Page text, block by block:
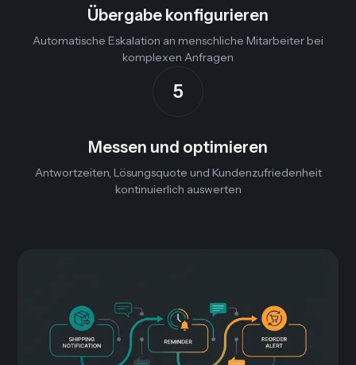
Übergabe konfigurieren
Automatische Eskalation an menschliche Mitarbeiter bei
komplexen Anfragen
5
Messen und optimieren
Antwortzeiten, Lösungsquote und Kundenzufriedenheit
kontinuierlich auswerten